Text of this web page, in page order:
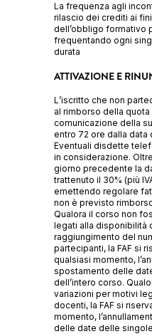
La frequenza agli
rilascio dei crediti ai
dell’obbligo formativo
frequentando ogni
durata
ATTIVAZIONE E
L’iscritto che non
al rimborso della
comunicazione della
entro 72 ore dalla data
Eventuali disdette
in considerazione.
giorno precedente la
trattenuto il 30% (più
emettendo regolare
non è previsto
Qualora il corso non
legati alla disponibilità
raggiungimento del
partecipanti, la FAF si
qualsiasi momento,
spostamento delle
dell’intero corso.
variazioni per motivi
docenti, la FAF si
momento,
delle date delle